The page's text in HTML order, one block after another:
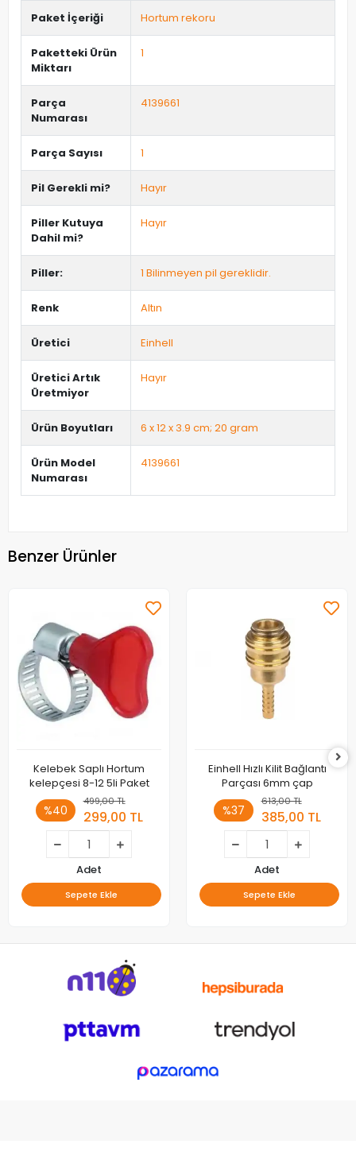
Paket İçeriği Hortum rekoru
Paketteki Ürün
Miktarı
1
Parça
Numarası
4139661
Parça Sayısı 1
Pil Gerekli mi? Hayır
Piller Kutuya
Dahil mi?
Hayır
Piller: 1 Bilinmeyen pil gereklidir.
Renk Altın
Üretici Einhell
Üretici Artık
Üretmiyor
Hayır
Ürün Boyutları 6 x 12 x 3.9 cm; 20 gram
Ürün Model
Numarası
4139661
Benzer Ürünler
Kelebek Saplı Hortum
kelepçesi 8-12 5li Paket
%40
499,00 TL
299,00 TL
Adet
Sepete Ekle
Einhell Hızlı Kilit Bağlantı
Parçası 6mm çap
%37
613,00 TL
385,00 TL
Adet
Sepete Ekle